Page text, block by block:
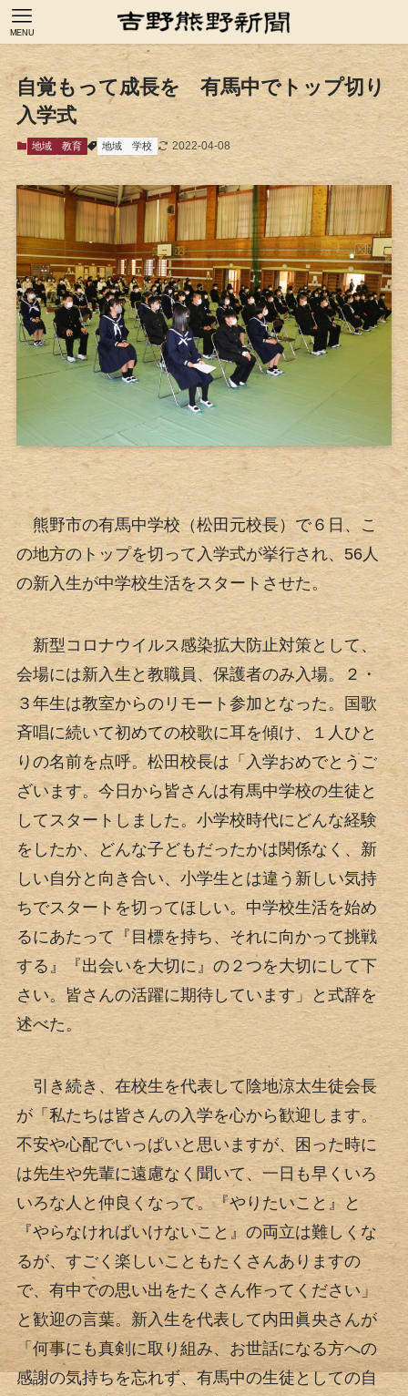
MENU
自覚もって成長を 有馬中でトップ切り
入学式
地域 教育 地域 学校 2022-04-08
熊野市の有馬中学校（松田元校長）で６日、こ
の地方のトップを切って入学式が挙行され、56人
の新入生が中学校生活をスタートさせた。
新型コロナウイルス感染拡大防止対策として、
会場には新入生と教職員、保護者のみ入場。２・
３年生は教室からのリモート参加となった。国歌
斉唱に続いて初めての校歌に耳を傾け、１人ひと
りの名前を点呼。松田校長は「入学おめでとうご
ざいます。今日から皆さんは有馬中学校の生徒と
してスタートしました。小学校時代にどんな経験
をしたか、どんな子どもだったかは関係なく、新
しい自分と向き合い、小学生とは違う新しい気持
ちでスタートを切ってほしい。中学校生活を始め
るにあたって『目標を持ち、それに向かって挑戦
する』『出会いを大切に』の２つを大切にして下
さい。皆さんの活躍に期待しています」と式辞を
述べた。
引き続き、在校生を代表して陰地涼太生徒会長
が「私たちは皆さんの入学を心から歓迎します。
不安や心配でいっぱいと思いますが、困った時に
は先生や先輩に遠慮なく聞いて、一日も早くいろ
いろな人と仲良くなって。『やりたいこと』と
『やらなければいけないこと』の両立は難しくな
るが、すごく楽しいこともたくさんありますの
で、有中での思い出をたくさん作ってください」
と歓迎の言葉。新入生を代表して内田眞央さんが
「何事にも真剣に取り組み、お世話になる方への
感謝の気持ちを忘れず、有馬中の生徒としての自